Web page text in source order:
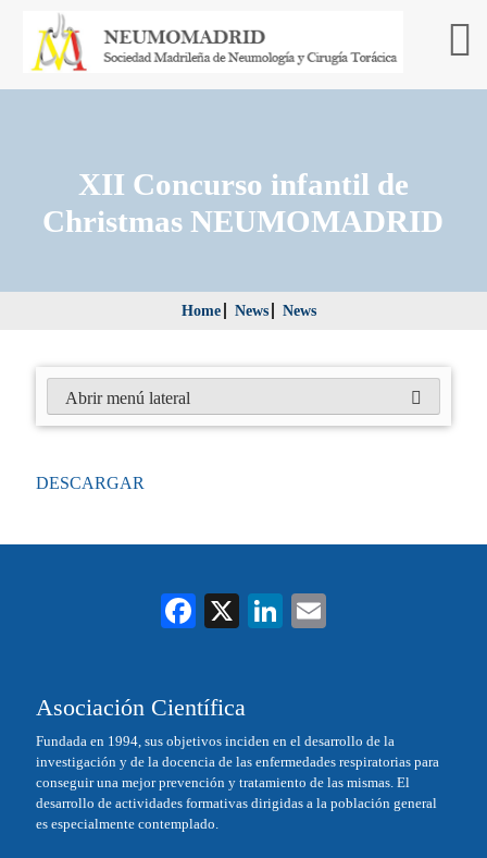
XII Concurso infantil de
Christmas NEUMOMADRID
Home News News
DESCARGAR
Abrir menú lateral
Fa
ok
X
Li
Asociación Científica
Fundada en 1994, sus objetivos inciden en el desarrollo de la
investigación y de la docencia de las enfermedades respiratorias para
conseguir una mejor prevención y tratamiento de las mismas. El
desarrollo de actividades formativas dirigidas a la población general
es especialmente contemplado.